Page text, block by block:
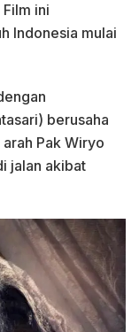
ini
Indonesia mulai
berusaha
Pak Wiryo
jalan akibat